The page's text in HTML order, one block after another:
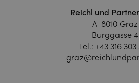
Reichl und
A-8010 Graz
Burggasse 4
Tel.: +43 316 303